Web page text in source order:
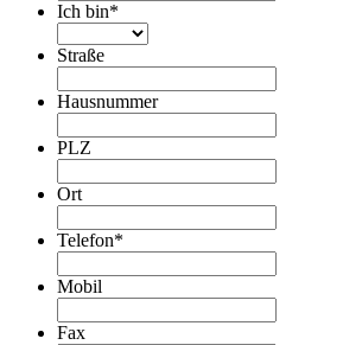
Ich bin*
Straße
Hausnummer
PLZ
Ort
Telefon*
Mobil
Fax